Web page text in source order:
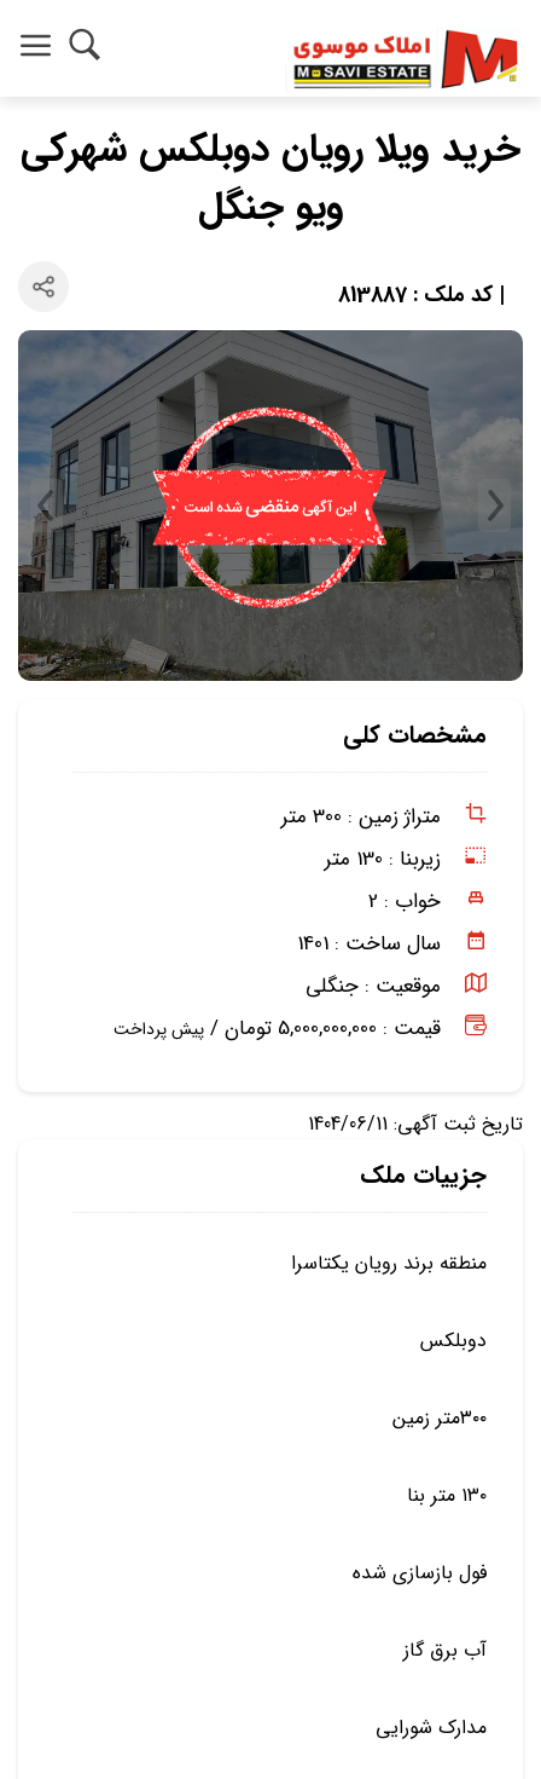
خرید ویلا رویان دوبلکس شهرکی
ویو جنگل
| کد ملک : 813887
مشخصات کلی
متراژ زمین : 300 متر
زیربنا : 130 متر
خواب : 2
سال ساخت : 1401
موقعیت : جنگلی
قیمت : 5,000,000,000 تومان /
پیش پرداخت
تاریخ ثبت آگهی: 1404/06/11
جزییات ملک
منطقه برند رویان یکتاسرا
دوبلکس
۳۰۰متر زمین
۱۳۰ متر بنا
فول بازسازی شده
آب برق گاز
مدارک شورایی